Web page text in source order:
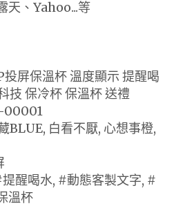
、Yahoo...等
屏保溫杯 溫度顯示 提醒喝
技 保冷杯 保溫杯 送禮
00001
BLUE, 白看不厭, 心想事橙,
醒喝水, #動態客製文字, #
溫杯